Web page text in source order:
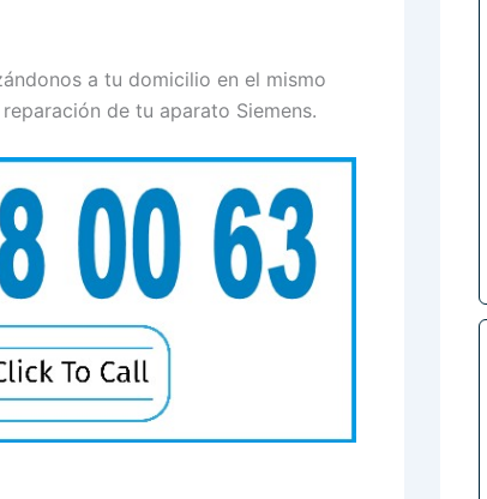
a tu domicilio en el mismo
de tu aparato Siemens.